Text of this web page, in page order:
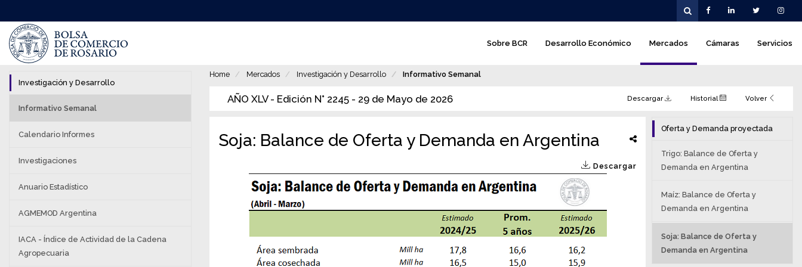
al
contenido
principal
v
a
c
i
ó
n
Sobre BCR Desarrollo Económico Mercados Cámaras Servicios
Home Mercados Investigación y Desarrollo Informativo Semanal
AÑO XLV - Edición N° 2245 - 29 de Mayo de 2026 Descargar Historial Volver
Soja: Balance de Oferta y Demanda en Argentina
Descargar
Oferta y Demanda proyectada
Trigo: Balance de Oferta y
Demanda en Argentina
Maíz: Balance de Oferta y
Demanda en Argentina
Soja: Balance de Oferta y
Demanda en Argentina
Investigación y Desarrollo
Informativo Semanal
Calendario Informes
Investigaciones
Anuario Estadístico
AGMEMOD Argentina
IACA - Índice de Actividad de la Cadena
Agropecuaria